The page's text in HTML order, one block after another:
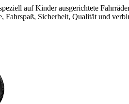
auf Kinder ausgerichtete
Fahrspaß, Sicherheit, Qualität und